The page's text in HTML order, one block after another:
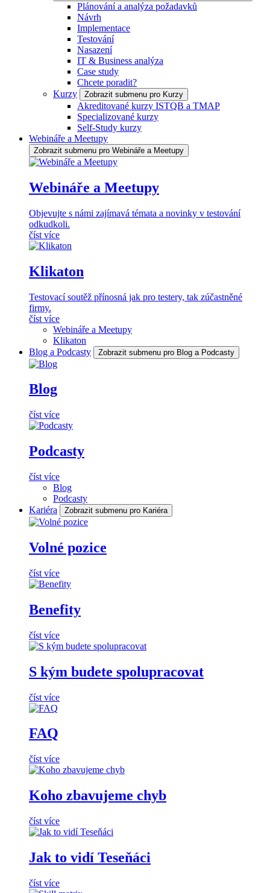
Plánování a analýza požadavků
Návrh
Implementace
Testování
Nasazení
IT & Business analýza
Case study
Chcete poradit?
Kurzy
Zobrazit submenu pro Kurzy
Akreditované kurzy ISTQB a TMAP
Specializované kurzy
Self-Study kurzy
Webináře a Meetupy
Zobrazit submenu pro Webináře a Meetupy
Webináře a Meetupy
Objevujte s námi zajímavá témata a novinky v testování
odkudkoli.
číst více
Klikaton
Testovací soutěž přínosná jak pro testery, tak zúčastněné
firmy.
číst více
Webináře a Meetupy
Klikaton
Blog a Podcasty
Zobrazit submenu pro Blog a Podcasty
Blog
číst více
Podcasty
číst více
Blog
Podcasty
Kariéra
Zobrazit submenu pro Kariéra
Volné pozice
číst více
Benefity
číst více
S kým budete spolupracovat
číst více
FAQ
číst více
Koho zbavujeme chyb
číst více
Jak to vidí Teseňáci
číst více